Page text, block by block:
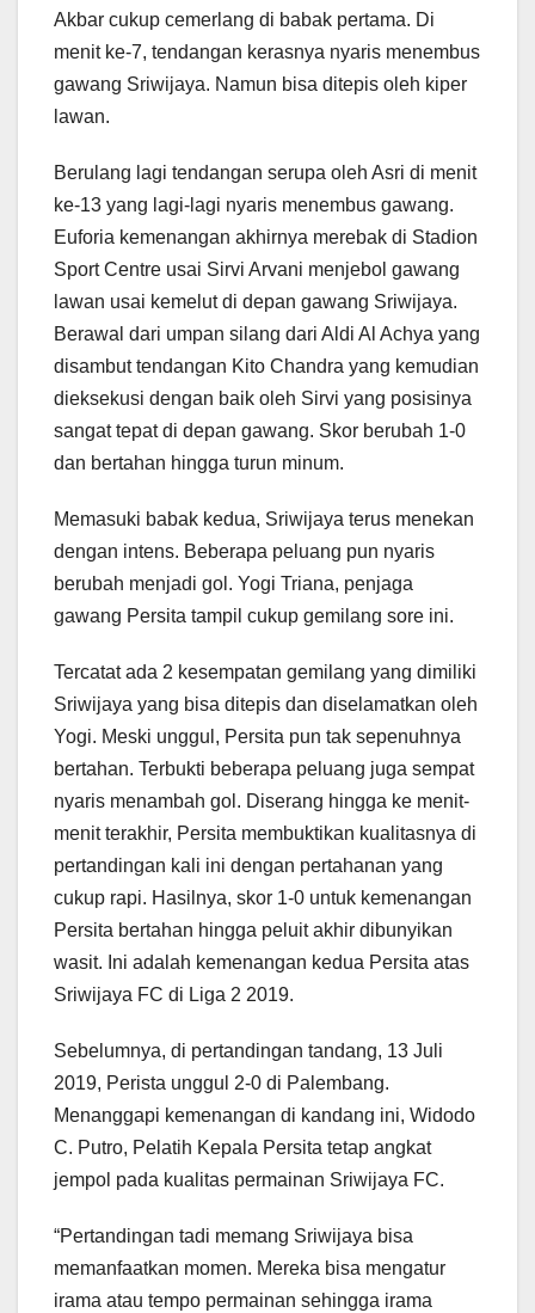
Akbar cukup cemerlang di babak pertama. Di
menit ke-7, tendangan kerasnya nyaris menembus
gawang Sriwijaya. Namun bisa ditepis oleh kiper
lawan.
Berulang lagi tendangan serupa oleh Asri di menit
ke-13 yang lagi-lagi nyaris menembus gawang.
Euforia kemenangan akhirnya merebak di Stadion
Sport Centre usai Sirvi Arvani menjebol gawang
lawan usai kemelut di depan gawang Sriwijaya.
Berawal dari umpan silang dari Aldi Al Achya yang
disambut tendangan Kito Chandra yang kemudian
dieksekusi dengan baik oleh Sirvi yang posisinya
sangat tepat di depan gawang. Skor berubah 1-0
dan bertahan hingga turun minum.
Memasuki babak kedua, Sriwijaya terus menekan
dengan intens. Beberapa peluang pun nyaris
berubah menjadi gol. Yogi Triana, penjaga
gawang Persita tampil cukup gemilang sore ini.
Tercatat ada 2 kesempatan gemilang yang dimiliki
Sriwijaya yang bisa ditepis dan diselamatkan oleh
Yogi. Meski unggul, Persita pun tak sepenuhnya
bertahan. Terbukti beberapa peluang juga sempat
nyaris menambah gol. Diserang hingga ke menit-
menit terakhir, Persita membuktikan kualitasnya di
pertandingan kali ini dengan pertahanan yang
cukup rapi. Hasilnya, skor 1-0 untuk kemenangan
Persita bertahan hingga peluit akhir dibunyikan
wasit. Ini adalah kemenangan kedua Persita atas
Sriwijaya FC di Liga 2 2019.
Sebelumnya, di pertandingan tandang, 13 Juli
2019, Perista unggul 2-0 di Palembang.
Menanggapi kemenangan di kandang ini, Widodo
C. Putro, Pelatih Kepala Persita tetap angkat
jempol pada kualitas permainan Sriwijaya FC.
“Pertandingan tadi memang Sriwijaya bisa
memanfaatkan momen. Mereka bisa mengatur
irama atau tempo permainan sehingga irama